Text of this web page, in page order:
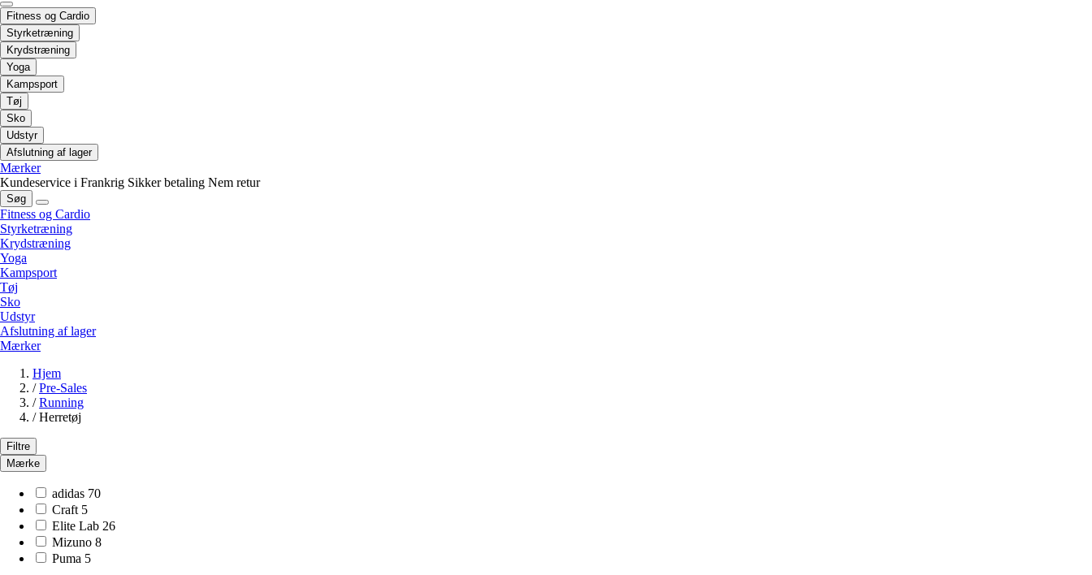
Fitness og Cardio
Styrketræning
Krydstræning
Yoga
Kampsport
Tøj
Sko
Udstyr
Afslutning af lager
Mærker
Kundeservice i Frankrig Sikker betaling Nem retur
Søg
Fitness og Cardio
Styrketræning
Krydstræning
Yoga
Kampsport
Tøj
Sko
Udstyr
Afslutning af lager
Mærker
Hjem
/ Pre-Sales
/ Running
/ Herretøj
Filtre
Mærke
adidas 70
Craft 5
Elite Lab 26
Mizuno 8
Puma 5